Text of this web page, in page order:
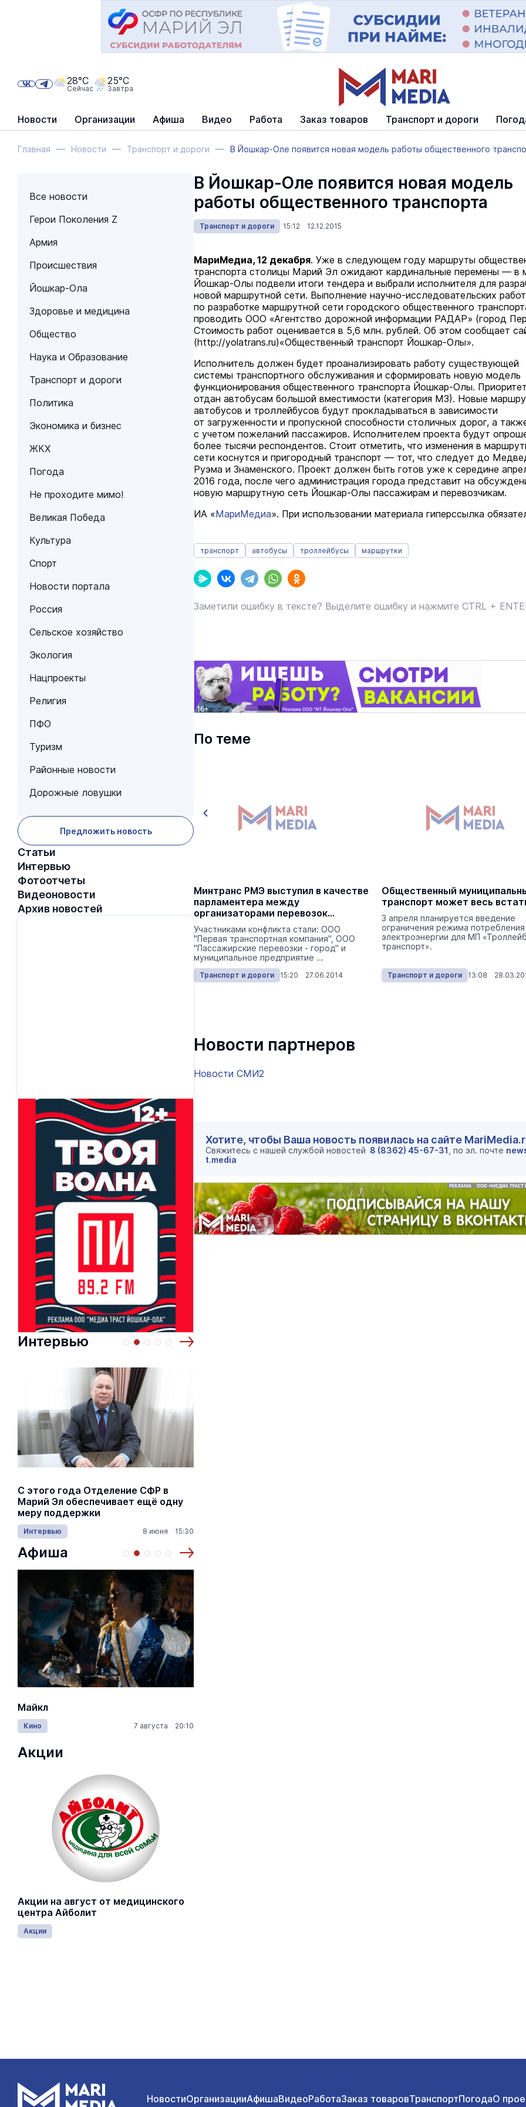
Новости Организации Афиша Видео Работа Заказ товаров Транспорт и дороги
28°C
Сейчас
25°C
Завтра
Главная Новости Транспорт и дороги В Йошкар-Оле появится новая модель работы общественного
Все новости
Герои Поколения Z
Армия
Происшествия
Йошкар-Ола
Здоровье и медицина
Общество
Наука и Образование
Транспорт и дороги
Политика
Экономика и бизнес
ЖКХ
Погода
Не проходите мимо!
Великая Победа
Культура
Спорт
Новости портала
Россия
Сельское хозяйство
Экология
Нацпроекты
Религия
ПФО
Туризм
Районные новости
Дорожные ловушки
Предложить новость
Статьи
Интервью
Фотоотчеты
Видеоновости
Архив новостей
Интервью
С этого года Отделение СФР в
Марий Эл обеспечивает ещё одну
меру поддержки
Интервью 8 июня 15:30
Как узнать на законных
Афиша
Майкл
Кино 7 августа 20:10
Акции
Акции на август от медицинского
центра Айболит
Акции
В Йошкар-Оле появится новая модель
работы общественного транспорта
Транспорт и дороги 15:12 12.12.2015
МариМедиа, 12 декабря. Уже в следующем году маршруты
транспорта столицы Марий Эл ожидают кардинальные перемены — в
Йошкар-Олы подвели итоги тендера и выбрали исполнителя для
новой маршрутной сети. Выполнение научно-исследовательских работ
по разработке маршрутной сети городского общественного
проводить ООО «Агентство дорожной информации РАДАР» (город
Стоимость работ оценивается в 5,6 млн. рублей. Об этом сообщает
(http://yolatrans.ru)«Общественный транспорт Йошкар-Олы».
Исполнитель должен будет проанализировать работу существующей
системы транспортного обслуживания и сформировать новую модель
функционирования общественного транспорта Йошкар-Олы.
отдан автобусам большой вместимости (категория М3). Новые
автобусов и троллейбусов будут прокладываться в зависимости
от загруженности и пропускной способности столичных дорог, а
с учетом пожеланий пассажиров. Исполнителем проекта будут
более тысячи респондентов. Стоит отметить, что изменения в
сети коснутся и пригородный транспорт — тот, что следует до
Руэма и Знаменского. Проект должен быть готов уже к середине
2016 года, после чего администрация города представит на
новую маршрутную сеть Йошкар-Олы пассажирам и перевозчикам.
ИА «МариМедиа». При использовании материала гиперссылка
транспорт автобусы троллейбусы маршрутки
Заметили ошибку в тексте? Выделите ошибку и нажмите CTRL +
По теме
Йошкаролинцам презентовали
Fmap — бесплатную карту столицы
с маршрутами транспорта
Минтранс РМЭ выступил в качестве
парламентера между
организаторами перевозок
пассажиров-льготников
Участниками конфликта стали: ООО
"Первая транспортная компания", ООО
"Пассажирские перевозки - город" и
муниципальное предприятие ...
Транспорт и дороги 15:20 27.06.2014
Общественный
транспорт может весь
3 апреля планируется введение
ограничения режима потребления
электроэнергии для МП
транспорт».
Транспорт и дороги 13:08
Новости партнеров
Новости СМИ2
Хотите, чтобы Ваша новость появилась на сайте
Свяжитесь с нашей службой новостей 8 (8362) 45-67-31 , по эл. почте
t.media
НовостиОрганизацииАфишаВидеоРаботаЗаказ товаровТранспортПогодаО